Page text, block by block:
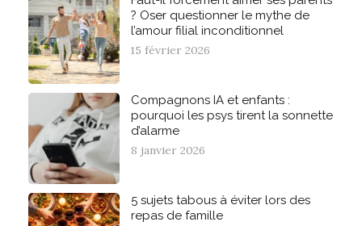
? Oser questionner le mythe de
l’amour filial inconditionnel
15 février 2026
Compagnons IA et enfants :
pourquoi les psys tirent la sonnette
d’alarme
8 janvier 2026
5 sujets tabous à éviter lors des
repas de famille